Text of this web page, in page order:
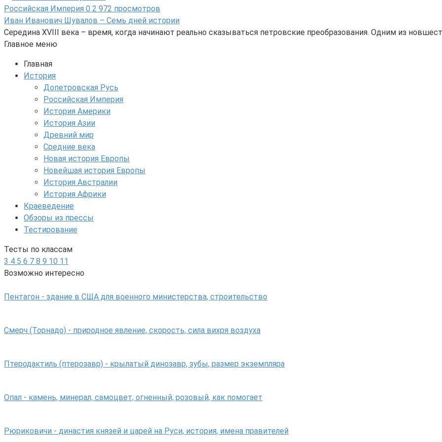
Российская Империя 0 2 972 просмотров
Иван Иванович Шувалов – Семь дней истории
Середина XVIII века – время, когда начинают реально сказываться петровские преобразования. Одним из
Главное меню
Главная
История
Допетровская Русь
Российская Империя
История Америки
История Азии
Древний мир
Средние века
Новая история Европы
Новейшая история Европы
История Австралии
История Африки
Краеведение
Обзоры из прессы
Тестирование
Тесты по классам
3 4 5 6 7 8 9 10 11
Возможно интересно
Пентагон - здание в США для военного министерства, строительство
Смерч (Торнадо) - природное явление, скорость, сила вихря воздуха
Птеродактиль (птерозавр) - крылатый динозавр, зубы, размер экземпляра
Опал - камень, минерал, самоцвет, огненный, розовый, как помогает
Рюриковичи - династия князей и царей на Руси, история, имена правителей